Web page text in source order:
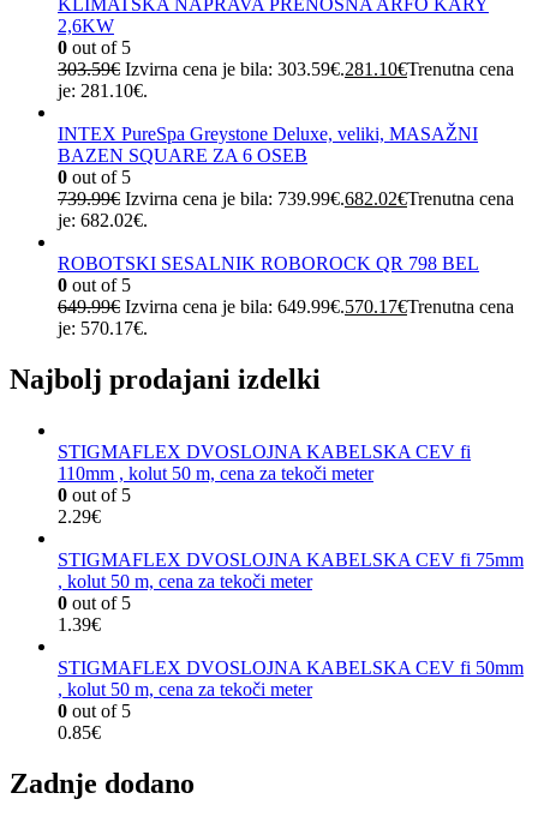
KLIMATSKA NAPRAVA PRENOSNA ARFO KARY
2,6KW
0 out of 5
303.59€ Izvirna cena je bila: 303.59€.281.10€Trenutna cena
je: 281.10€.
INTEX PureSpa Greystone Deluxe, veliki, MASAŽNI
BAZEN SQUARE ZA 6 OSEB
0 out of 5
739.99€ Izvirna cena je bila: 739.99€.682.02€Trenutna cena
je: 682.02€.
ROBOTSKI SESALNIK ROBOROCK QR 798 BEL
0 out of 5
649.99€ Izvirna cena je bila: 649.99€.570.17€Trenutna cena
je: 570.17€.
Najbolj prodajani izdelki
STIGMAFLEX DVOSLOJNA KABELSKA CEV fi
110mm , kolut 50 m, cena za tekoči meter
0 out of 5
2.29€
STIGMAFLEX DVOSLOJNA KABELSKA CEV fi 75mm
, kolut 50 m, cena za tekoči meter
0 out of 5
1.39€
STIGMAFLEX DVOSLOJNA KABELSKA CEV fi 50mm
, kolut 50 m, cena za tekoči meter
0 out of 5
0.85€
Zadnje dodano